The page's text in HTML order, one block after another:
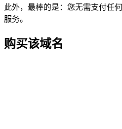
此外，最棒的是：您无需支付任
服务。
购买该域名